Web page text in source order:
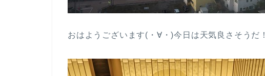
おはようございます(・∀・)今日は天気良さそうだ！